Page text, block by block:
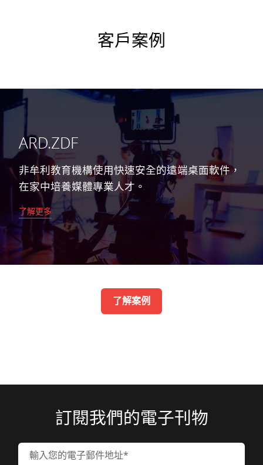
客戶案例
ARD.ZDF
非牟利教育機構使用快速安全的遠端桌面軟件，
在家中培養媒體專業人才。
了解更多
了解案例
訂閱我們的電子刊物